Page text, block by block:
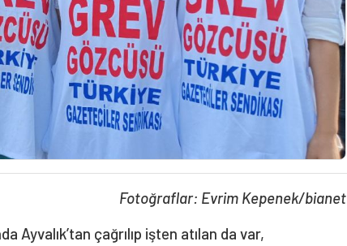
Fotoğraflar: Evrim Kepenek/bianet
Ayvalık’tan çağrılıp işten atılan da var,